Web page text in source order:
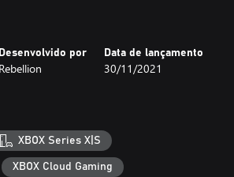
covil em ilha, então escolha seu paraíso
perversos para seus lacaios
suficiente quando você estiver em uma
que expande e treina sua força de
novos especialistas para ajudar a
Precisa de alguma coisa um
Desenvolvido por
Rebellion
Data de lançamento
30/11/2021
XBOX Series X|S
XBOX Cloud Gaming